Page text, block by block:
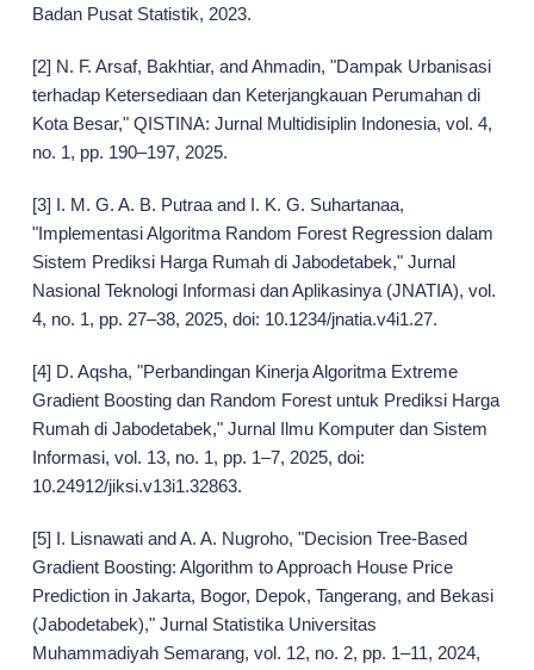
Badan Pusat Statistik, 2023.
[2] N. F. Arsaf, Bakhtiar, and Ahmadin, "Dampak Urbanisasi
terhadap Ketersediaan dan Keterjangkauan Perumahan di
Kota Besar," QISTINA: Jurnal Multidisiplin Indonesia, vol. 4,
no. 1, pp. 190–197, 2025.
[3] I. M. G. A. B. Putraa and I. K. G. Suhartanaa,
"Implementasi Algoritma Random Forest Regression dalam
Sistem Prediksi Harga Rumah di Jabodetabek," Jurnal
Nasional Teknologi Informasi dan Aplikasinya (JNATIA), vol.
4, no. 1, pp. 27–38, 2025, doi: 10.1234/jnatia.v4i1.27.
[4] D. Aqsha, "Perbandingan Kinerja Algoritma Extreme
Gradient Boosting dan Random Forest untuk Prediksi Harga
Rumah di Jabodetabek," Jurnal Ilmu Komputer dan Sistem
Informasi, vol. 13, no. 1, pp. 1–7, 2025, doi:
10.24912/jiksi.v13i1.32863.
[5] I. Lisnawati and A. A. Nugroho, "Decision Tree-Based
Gradient Boosting: Algorithm to Approach House Price
Prediction in Jakarta, Bogor, Depok, Tangerang, and Bekasi
(Jabodetabek)," Jurnal Statistika Universitas
Muhammadiyah Semarang, vol. 12, no. 2, pp. 1–11, 2024,